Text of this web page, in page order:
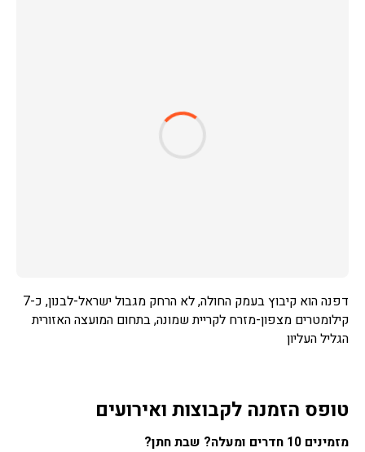
דפנה הוא קיבוץ בעמק החולה, לא הרחק מגבול ישראל-לבנון, כ-7
קילומטרים מצפון-מזרח לקריית שמונה, בתחום המועצה האזורית
הגליל העליון
טופס הזמנה לקבוצות ואירועים
מזמינים 10 חדרים ומעלה? שבת חתן?